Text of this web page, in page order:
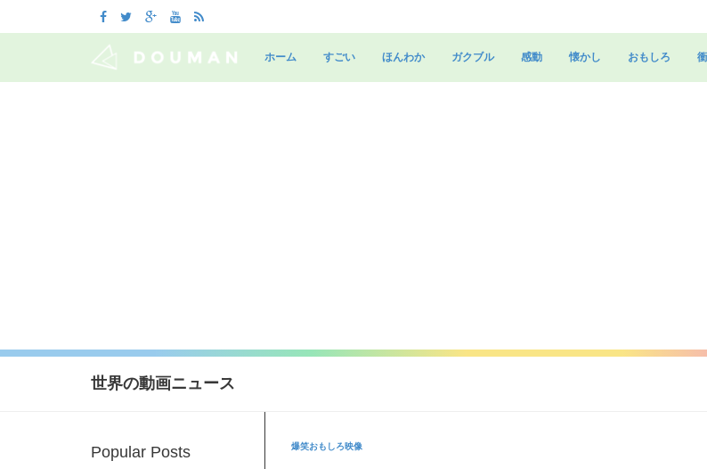
to
ホーム すごい ほんわか ガクブル 感動 懐かし おもしろ
世界の動画ニュース
爆笑おもしろ映像
Popular Posts